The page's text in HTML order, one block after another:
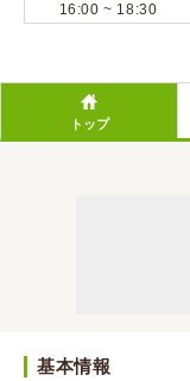
16:00 ~ 18:30
トップ
基本情報